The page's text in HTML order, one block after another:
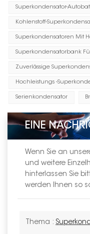
Superkondensator-
Kohlenstoff-
Superkondensatoren Mit
Superkondensatorbank
Zuverlässige
Hochleistungs -
Serienkondensator
EINE
Wenn Sie an
und weitere
hinterlassen Sie
werden Ihnen so
Thema :